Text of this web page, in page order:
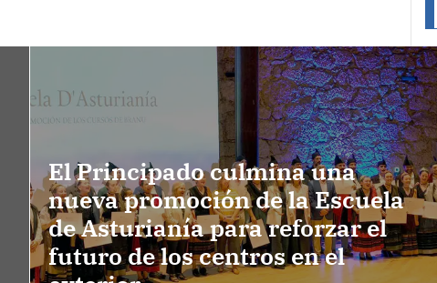
El Principado culmina una
nueva promoción de la Escuela
de Asturianía para reforzar el
futuro de los centros en el